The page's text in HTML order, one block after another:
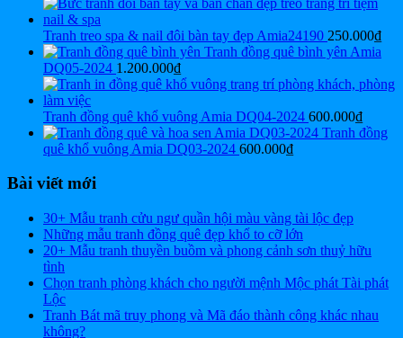
Tranh treo spa & nail đôi bàn tay đẹp Amia24190 250.000₫
Tranh đồng quê bình yên Amia
DQ05-2024 1.200.000₫
Tranh đồng quê khổ vuông Amia DQ04-2024 600.000₫
Tranh đồng
quê khổ vuông Amia DQ03-2024 600.000₫
Bài viết mới
30+ Mẫu tranh cửu ngư quần hội màu vàng tài lộc đẹp
Những mẫu tranh đồng quê đẹp khổ to cỡ lớn
20+ Mẫu tranh thuyền buồm và phong cảnh sơn thuỷ hữu
tình
Chọn tranh phòng khách cho người mệnh Mộc phát Tài phát
Lộc
Tranh Bát mã truy phong và Mã đáo thành công khác nhau
không?